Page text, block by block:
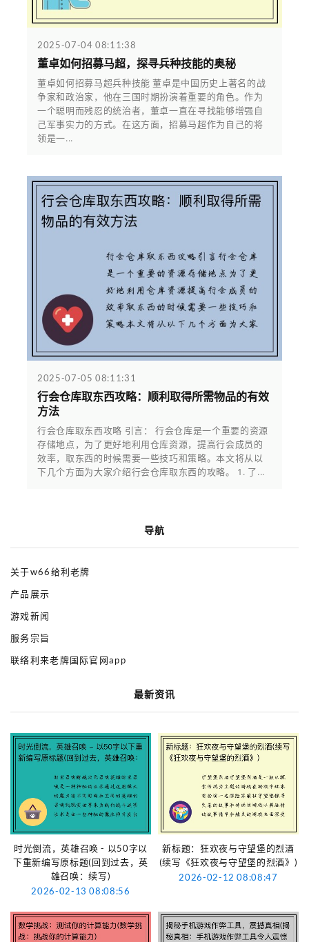
2025-07-04 08:11:38
董卓如何招募马超，探寻兵种技能的奥秘
董卓如何招募马超兵种技能 董卓是中国历史上著名的战
争家和政治家，他在三国时期扮演着重要的角色。作为
一个聪明而残忍的统治者，董卓一直在寻找能够增强自
己军事实力的方式。在这方面，招募马超作为自己的将
领是一...
2025-07-05 08:11:31
行会仓库取东西攻略：顺利取得所需物品的有效
方法
行会仓库取东西攻略 引言： 行会仓库是一个重要的资源
存储地点，为了更好地利用仓库资源，提高行会成员的
效率，取东西的时候需要一些技巧和策略。本文将从以
下几个方面为大家介绍行会仓库取东西的攻略。 1. 了...
导航
关于w66给利老牌
产品展示
游戏新闻
服务宗旨
联络利来老牌国际官网app
最新资讯
时光倒流，英雄召唤 - 以50字以
下重新编写原标题(回到过去，英
雄召唤：续写)
2026-02-13 08:08:56
新标题：狂欢夜与守望堡的烈酒
(续写《狂欢夜与守望堡的烈酒》)
2026-02-12 08:08:47